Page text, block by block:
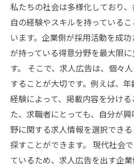
私たちの社会は多様化しており
自の経験やスキルを持っている
います。企業側が採用活動を成
が持っている得意分野を最大限
す。 そこで、求人広告は、個々
することが大切です。例えば、
経験によって、掲載内容を分け
た、求職者にとっても、自分が
野に関する求人情報を選択でき
探すことができます。 現代社会
ているため、求人広告を出す企